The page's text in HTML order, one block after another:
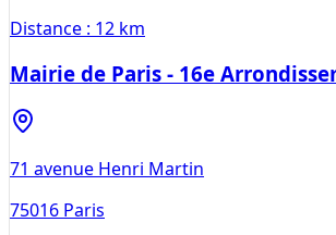
Distance : 12 km
Mairie de Paris - 16e
71 avenue Henri Martin
75016 Paris